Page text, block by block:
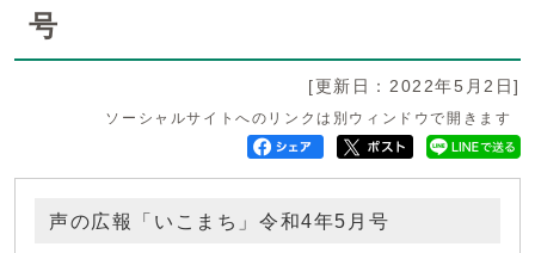
号
[更新日：2022年5月2日]
ソーシャルサイトへのリンクは別ウィンドウで開きます
声の広報「いこまち」令和4年5月号